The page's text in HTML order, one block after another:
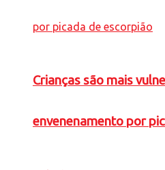
Crianças são mais
envenenamento por